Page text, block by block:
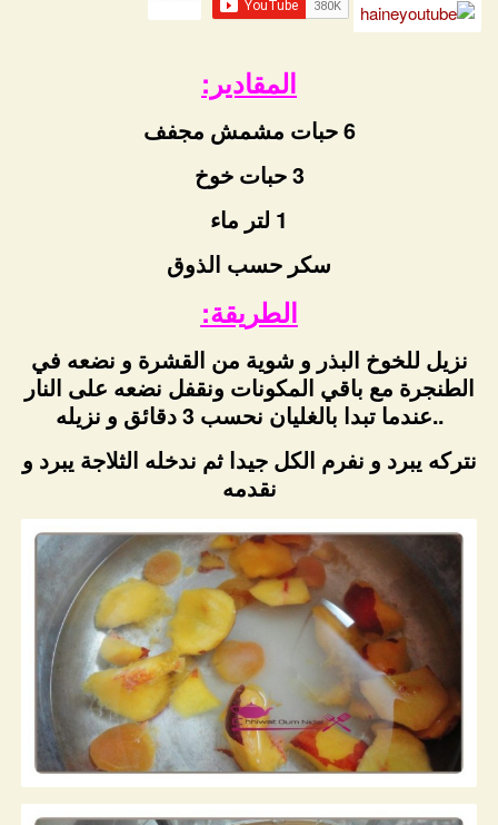
المقادير:
6 حبات مشمش مجفف
3 حبات خوخ
1 لتر ماء
سكر حسب الذوق
الطريقة:
نزيل للخوخ البذر و شوية من القشرة و نضعه في
الطنجرة مع باقي المكونات ونقفل نضعه على النار
..عندما تبدا بالغليان نحسب 3 دقائق و نزيله
نتركه يبرد و نفرم الكل جيدا ثم ندخله الثلاجة يبرد و
نقدمه